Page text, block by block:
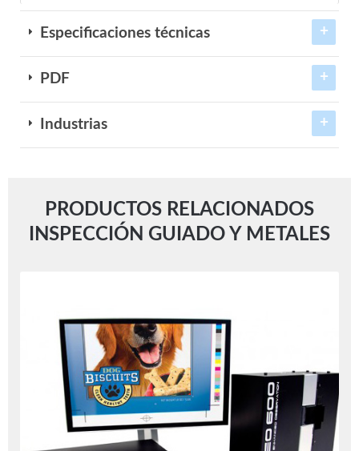
Especificaciones técnicas
PDF
Industrias
PRODUCTOS RELACIONADOS
INSPECCIÓN GUIADO Y METALES